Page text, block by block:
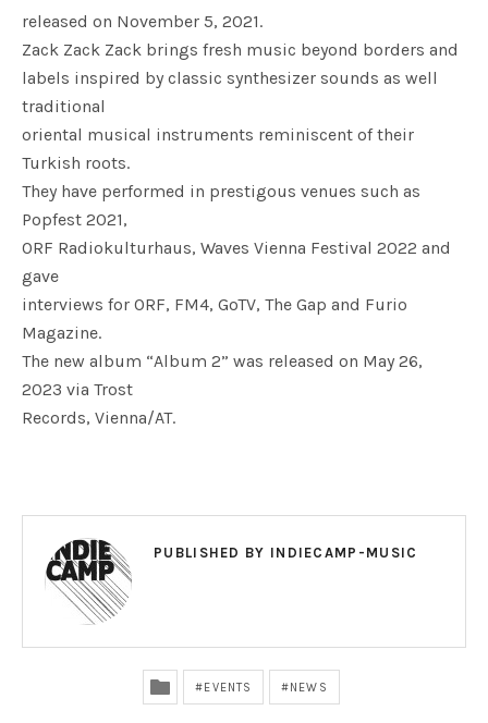
released on November 5, 2021.
Zack Zack Zack brings fresh music beyond borders and
labels inspired by classic synthesizer sounds as well
traditional
oriental musical instruments reminiscent of their
Turkish roots.
They have performed in prestigous venues such as
Popfest 2021,
ORF Radiokulturhaus, Waves Vienna Festival 2022 and
gave
interviews for ORF, FM4, GoTV, The Gap and Furio
Magazine.
The new album “Album 2” was released on May 26,
2023 via Trost
Records, Vienna/AT.
PUBLISHED BY INDIECAMP-MUSIC
EVENTS NEWS